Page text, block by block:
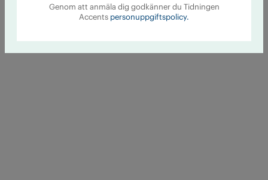
Genom att anmäla dig godkänner du Tidningen
Accents personuppgiftspolicy.